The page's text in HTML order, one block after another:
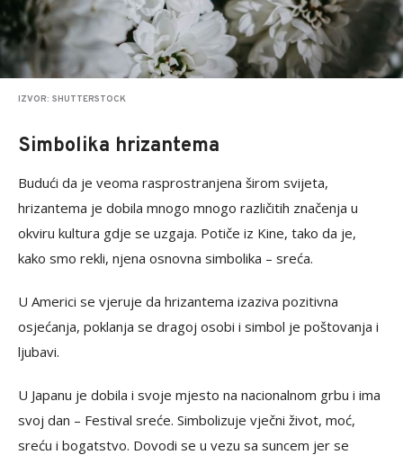
IZVOR: SHUTTERSTOCK
Simbolika hrizantema
Budući da je veoma rasprostranjena širom svijeta,
hrizantema je dobila mnogo mnogo različitih značenja u
okviru kultura gdje se uzgaja. Potiče iz Kine, tako da je,
kako smo rekli, njena osnovna simbolika – sreća.
U Americi se vjeruje da hrizantema izaziva pozitivna
osjećanja, poklanja se dragoj osobi i simbol je poštovanja i
ljubavi.
U Japanu je dobila i svoje mjesto na nacionalnom grbu i ima
svoj dan – Festival sreće. Simbolizuje vječni život, moć,
sreću i bogatstvo. Dovodi se u vezu sa suncem jer se